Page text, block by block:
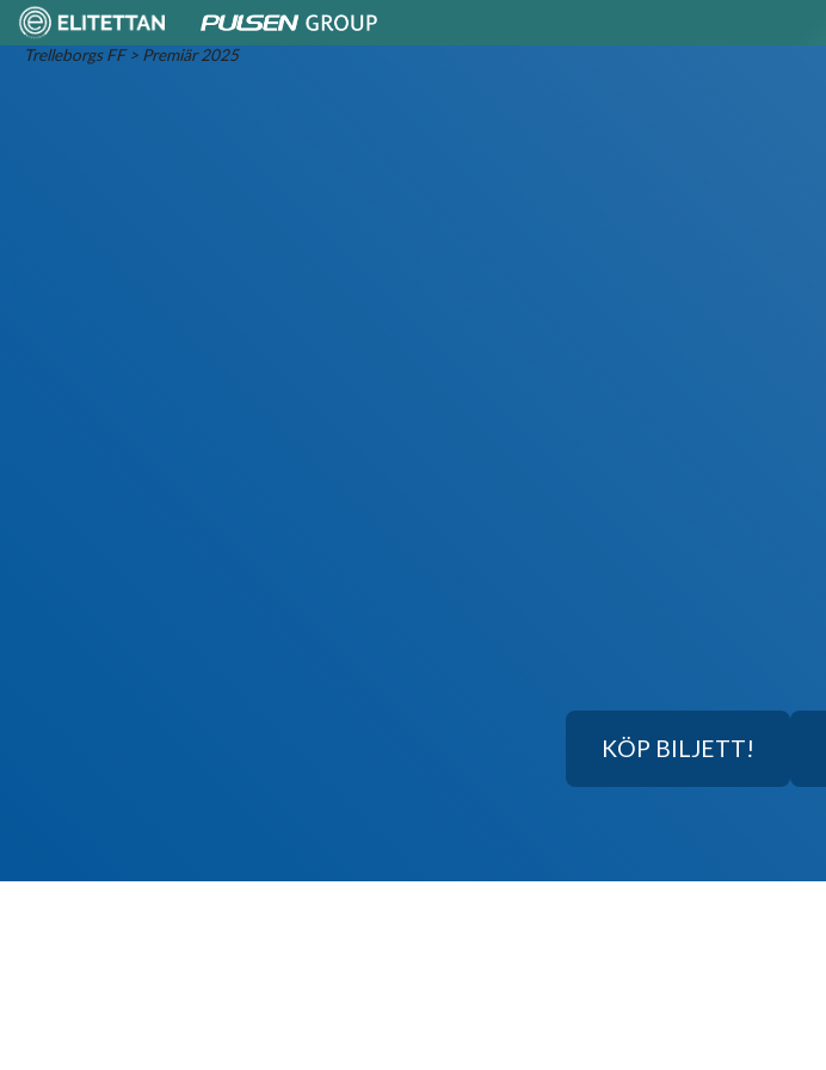
SkipTrelleborgs FF> Premiär 2025
KÖP BILJETT!